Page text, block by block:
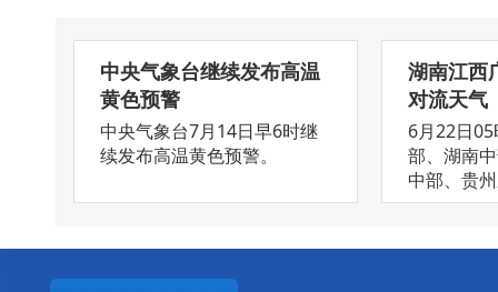
中央气象台继续发布高温
黄色预警
中央气象台7月14日早6时继
续发布高温黄色预警。
湖南江西
对流天气
6月22日
部、湖南
中部、贵